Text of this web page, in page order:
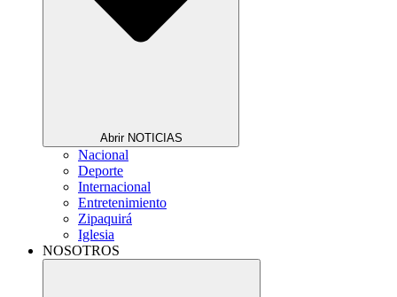
Abrir NOTICIAS
Nacional
Deporte
Internacional
Entretenimiento
Zipaquirá
Iglesia
NOSOTROS